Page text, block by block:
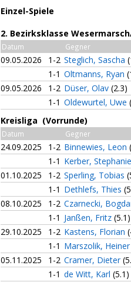
Einzel-Spiele
2. Bezirksklasse
Datum Gegner
09.05.2026 1-2 Steglich, Sascha
1-1 Oltmanns, Ryan
09.05.2026
1-2 Düser, Olav (2.3)
1-1 Oldewurtel, Uwe
Kreisliga (Vorrunde)
Datum Gegner
24.09.2025 1-2 Binnewies, Leon
1-1 Kerber,
01.10.2025
1-2 Sperling, Tobias
1-1 Dethlefs, Thies
08.10.2025
1-2 Czarnecki,
1-1 Janßen, Fritz (5.1)
29.10.2025
1-2 Kastens, Florian
1-1 Marszolik,
05.11.2025
1-2 Cramer, Dieter
1-1 de Witt, Karl (5.1)